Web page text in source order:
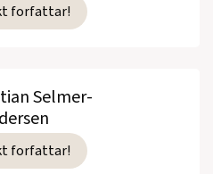
forfattar!
Selmer-
forfattar!